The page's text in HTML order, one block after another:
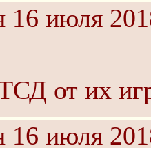
16 июля
от их
16 июля